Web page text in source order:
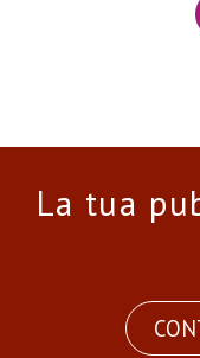
La tua